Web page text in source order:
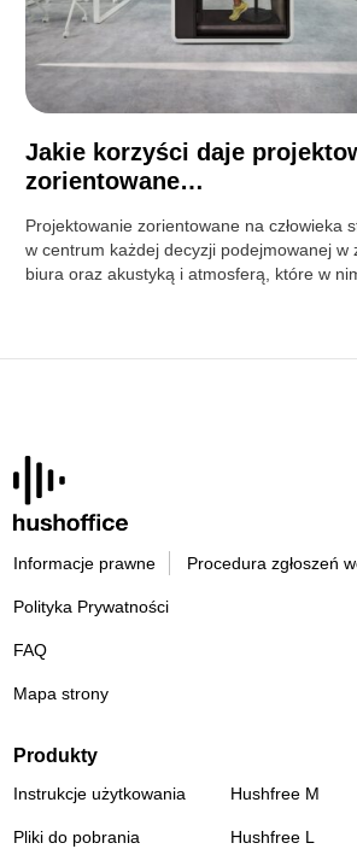
Jakie korzyści daje
zorientowane…
Projektowanie zorientowane na człowieka
w centrum każdej decyzji podejmowanej w
biura oraz akustyką i atmosferą, które w
Informacje prawne Procedura zgłoszeń
Polityka Prywatności
FAQ
Mapa strony
Produkty
Instrukcje użytkowania
Pliki do pobrania
Hushfree M
Hushfree L